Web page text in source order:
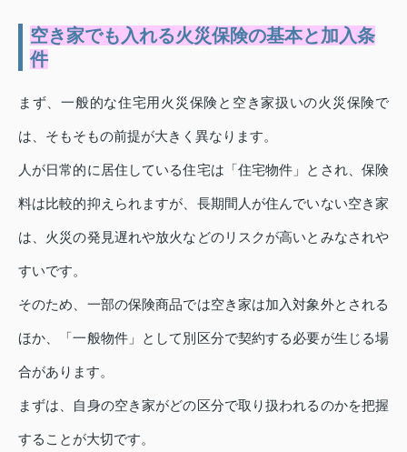
空き家でも入れる火災保険の基本と加入条
件
まず、一般的な住宅用火災保険と空き家扱いの火災保険で
は、そもそもの前提が大きく異なります。
人が日常的に居住している住宅は「住宅物件」とされ、保険
料は比較的抑えられますが、長期間人が住んでいない空き家
は、火災の発見遅れや放火などのリスクが高いとみなされや
すいです。
そのため、一部の保険商品では空き家は加入対象外とされる
ほか、「一般物件」として別区分で契約する必要が生じる場
合があります。
まずは、自身の空き家がどの区分で取り扱われるのかを把握
することが大切です。